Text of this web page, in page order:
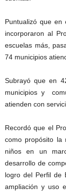
Puntualizó que en
incorporaron al
escuelas más,
74 municipios
Subrayó que en
municipios y
atienden con
Recordó que el
como propósito la
niños en un
desarrollo de
logro del Perfil de
ampliación y uso